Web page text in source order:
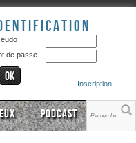
de passe
Inscription
Podcast